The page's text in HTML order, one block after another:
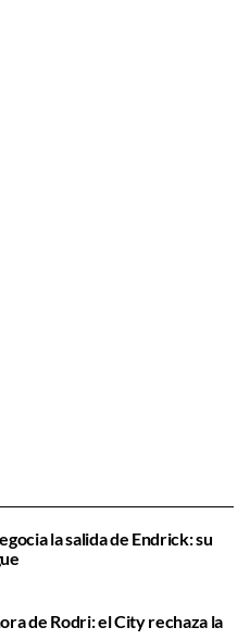
la salida de Endrick: su
de Rodri: el City rechaza la